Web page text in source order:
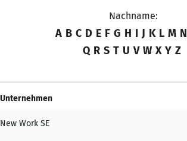
Nachname:
A B C D E F G H I J K L M N
Q R S T U V W X Y Z
Unternehmen
New Work SE